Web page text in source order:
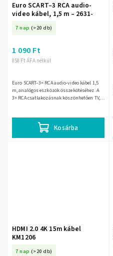
Euro SCART–3 RCA audio-
video kábel, 1,5 m – 2631-
7 nap (>20 db)
858 Ft ÁFA nélkül
1 090 Ft
Kosárba
Euro SCART–3× RCA audio-video kábel 1,5
m, analógos eszközök összekötéséhez. A
3× RCA csatlakozásnak köszönhetően TV,
HDMI 2.0 4K 15m kábel
KM1206
7 nap (>20 db)